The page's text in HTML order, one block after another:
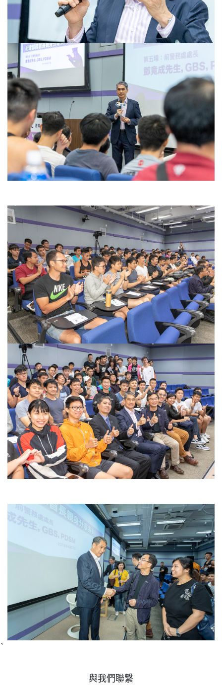
`
與我們聯繫